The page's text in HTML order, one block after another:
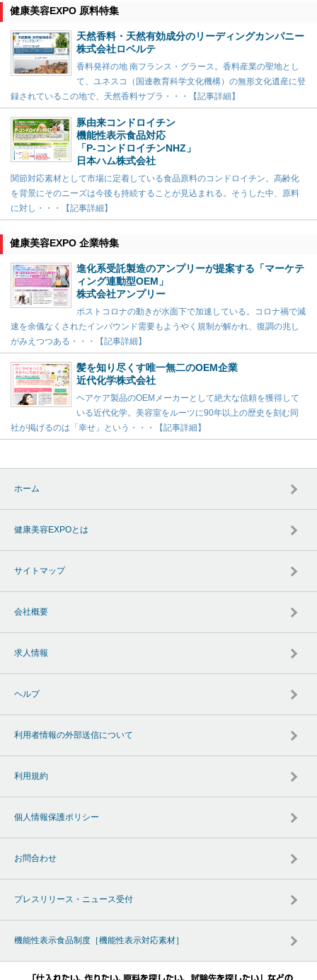
健康美容EXPO 原料特集
天然香料・天然有効成分のリーディングカンパニー
株式会社ロベルテ
香料発祥の地 南フランス・グラース。香料産業の聖地とし
て、ユネスコ（国連教育科学文化機構）の無形文化遺産に登
録されているこの地で、天然香料サプラ・・・【記事詳細】
豚由来コンドロイチン
機能性表示食品対応
「P-コンドロイチンNHZ」
日本ハム株式会社
関節対応素材として市場に定着している食品原料のコンドロイチン。高齢化
を背景にそのニーズは今後も持続することが見込まれる。そうした中、原料
に対し・・・【記事詳細】
健康美容EXPO 企業特集
進化系受託製造のアンプリーが提案する「マーケテ
ィング連動型OEM」
株式会社アンプリー
ポストコロナの動きが水面下で加速している。コロナ禍で減
速を余儀なくされたインバウンド需要もようやく規制が解かれ、復調の兆し
がみえつつある・・・【記事詳細】
髪を知り尽くす唯一無二のOEM企業
近代化学株式会社
ヘアケア製品のOEMメーカーとして絶大な信頼を獲得して
いる近代化学。美容室をルーツに90年以上の歴史を刻む同
社が掲げるのは「幸せ」という・・・【記事詳細】
ホーム
健康美容EXPOとは
サイトマップ
会社概要
求人情報
ヘルプ
利用者情報の外部送信について
利用規約
個人情報保護ポリシー
お問合わせ
プレスリリース・ニュース受付
機能性表示食品制度［機能性表示対応素材］